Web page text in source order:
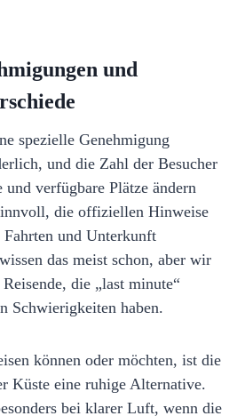
und
spezielle Genehmigung
und die Zahl der Besucher
verfügbare Plätze ändern
die offiziellen Hinweise
und Unterkunft
das meist schon, aber wir
die „last minute“
Schwierigkeiten haben.
können oder möchten, ist die
Küste eine ruhige Alternative.
bei klarer Luft, wenn die